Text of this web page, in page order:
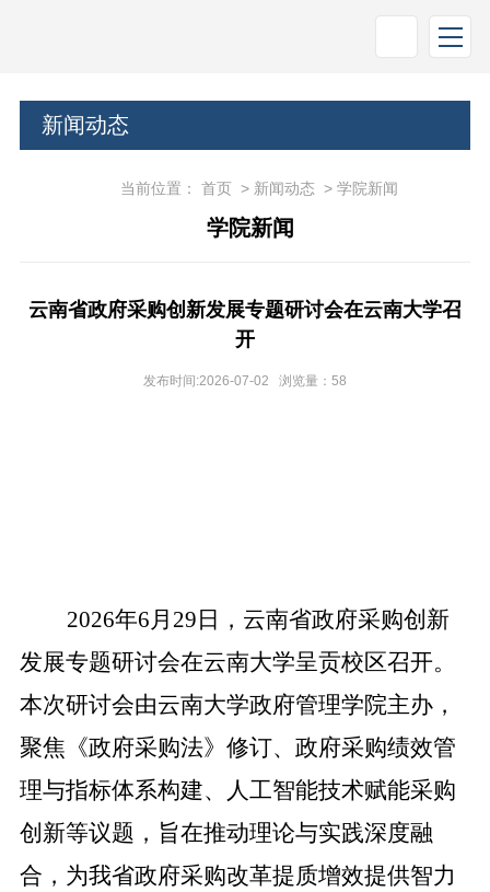
新闻动态
当前位置： 首页> 新闻动态> 学院新闻
学院新闻
云南省政府采购创新发展专题研讨会在云南大学召
开
发布时间:2026-07-02 浏览量： 58
2026年6月 29 日， 云南省政府采购创新
发展专题研讨会在云南大学呈贡校区召开。
本次研讨会由云南大学政府管理学院主办，
聚焦《政府采购法》修订、政府采购绩效管
理与指标体系构建、人工智能技术赋能采购
创新等议题，旨在推动理论与实践深度融
合 ， 为我省政府采购改革提质增效提供智力